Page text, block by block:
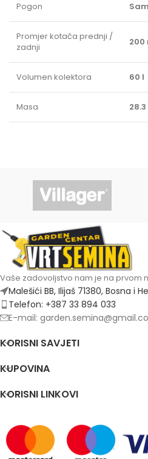
Pogon
Promjer kotača prednji /
zadnji
200
Volumen kolektora 60 l
Masa
Vaše zadovoljstvo nam je na prvom
Malešići BB, Ilijaš 71380, Bosna i
Telefon: +387 33 894 033
E-mail:
KORISNI SAVJETI
KUPOVINA
KORISNI LINKOVI